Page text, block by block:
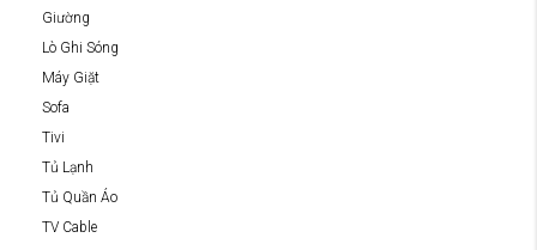
Giường
Lò Ghi Sóng
Máy Giặt
Sofa
Tivi
Tủ Lạnh
Tủ Quần Áo
TV Cable